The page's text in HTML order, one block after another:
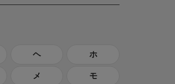
ヘ ホ
メ モ